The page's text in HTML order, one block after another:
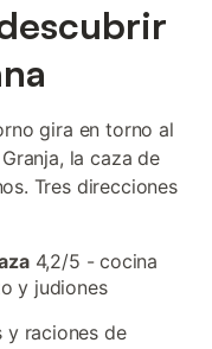
gira en torno al
la caza de
Tres direcciones
4,2/5 - cocina
y judiones
raciones de